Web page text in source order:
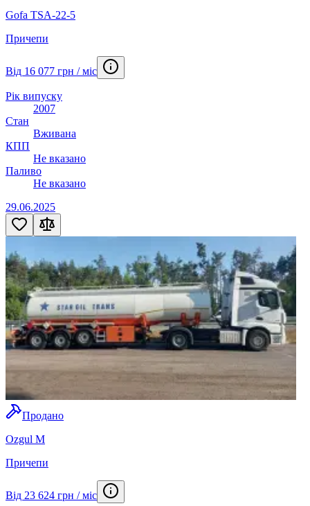
Gofa TSA-22-5
Причепи
Від 16 077 грн / міс
Рік випуску
2007
Стан
Вживана
КПП
Не вказано
Паливо
Не вказано
29.06.2025
Продано
Ozgul M
Причепи
Від 23 624 грн / міс